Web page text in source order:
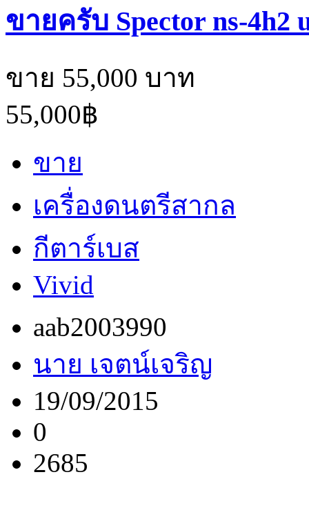
ขายครับ Spector ns-4h2
ขาย 55,000 บาท
55,000฿
ขาย
เครื่องดนตรีสากล
กีตาร์เบส
Vivid
aab2003990
นาย เจตน์เจริญ
19/09/2015
0
2685